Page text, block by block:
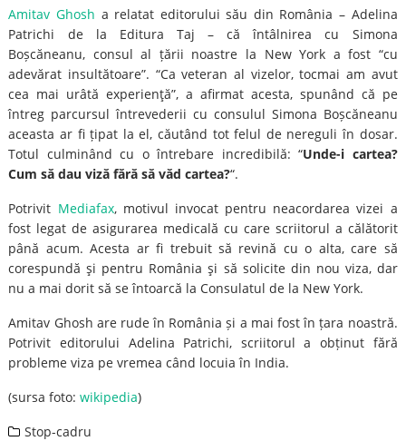
Amitav Ghosh a relatat editorului său din România – Adelina
Patrichi de la Editura Taj – că întâlnirea cu Simona
Boșcăneanu, consul al țării noastre la New York a fost “cu
adevărat insultătoare”. “Ca veteran al vizelor, tocmai am avut
cea mai urâtă experienţă”, a afirmat acesta, spunând că pe
întreg parcursul întrevederii cu consulul Simona Boșcăneanu
aceasta ar fi țipat la el, căutând tot felul de nereguli în dosar.
Totul culminând cu o întrebare incredibilă: “Unde-i cartea?
Cum să dau viză fără să văd cartea?“.
Potrivit Mediafax, motivul invocat pentru neacordarea vizei a
fost legat de asigurarea medicală cu care scriitorul a călătorit
până acum. Acesta ar fi trebuit să revină cu o alta, care să
corespundă şi pentru România şi să solicite din nou viza, dar
nu a mai dorit să se întoarcă la Consulatul de la New York.
Amitav Ghosh are rude în România și a mai fost în țara noastră.
Potrivit editorului Adelina Patrichi, scriitorul a obținut fără
probleme viza pe vremea când locuia în India.
(sursa foto:wikipedia)
Stop-cadru